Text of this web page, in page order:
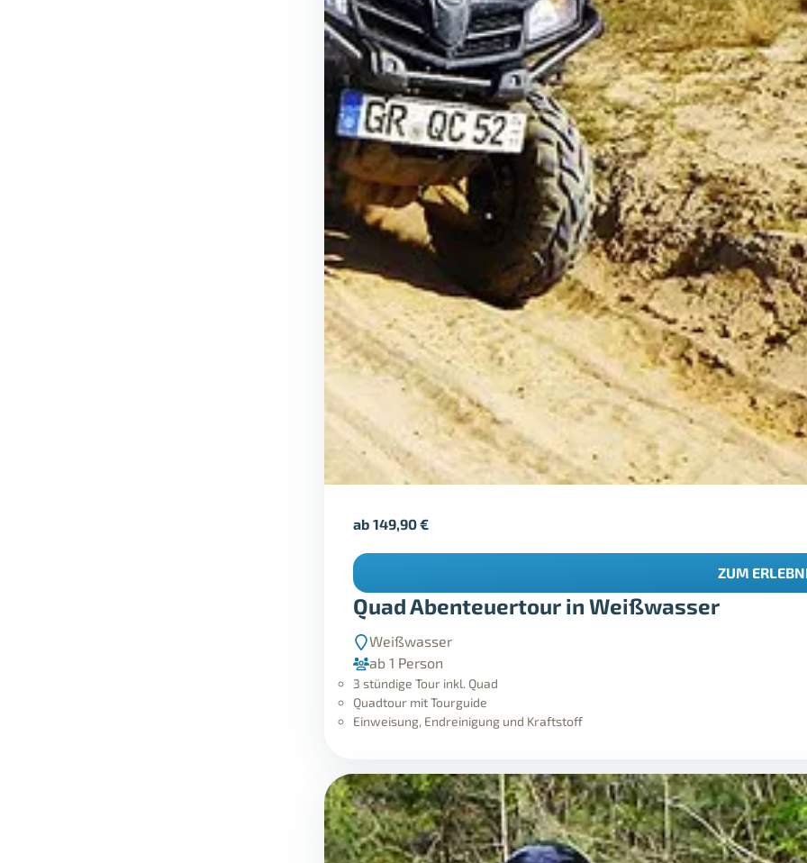
Quad Abenteuertour in Weißwasser
Weißwasser
ab 1 Person
3 stündige Tour inkl. Quad
Quadtour mit Tourguide
Einweisung, Endreinigung und Kraftstoff
ab 149,90€
ZUM